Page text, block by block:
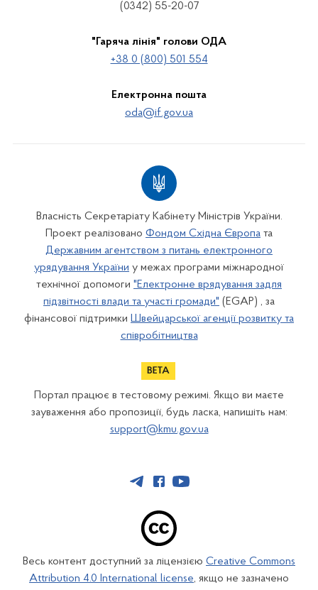
(0342) 55-20-07
"Гаряча лінія" голови ОДА
+38 0 (800) 501 554
Електронна пошта
oda@if.gov.ua
Власність Секретаріату Кабінету Міністрів України.
Проект реалізовано Фондом Східна Європа та
Державним агентством з питань електронного
урядування України у межах програми міжнародної
технічної допомоги "Електронне врядування задля
підзвітності влади та участі громади" (EGAP) , за
фінансової підтримки Швейцарської агенції розвитку та
співробітництва
Портал працює в тестовому режимі. Якщо ви маєте
зауваження або пропозиції, будь ласка, напишіть нам:
support@kmu.gov.ua
Весь контент доступний за ліцензією Creative Commons
Attribution 4.0 International license, якщо не зазначено